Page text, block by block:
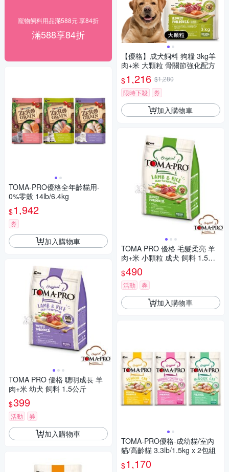
寵物飼料用品滿588元 享84折
滿588享84折
TOMA-PRO優格全年齡貓用-
0%零穀 14lb/6.4kg
$1,942
券
加入購物車
TOMA PRO 優格 聰明成長 羊
肉+米 幼犬 飼料 1.5公斤
$399
活動 券
加入購物車
【優格】成犬飼料 狗糧 3kg羊
肉+米 大顆粒 骨關節強化配方
$1,216 $1,280
限時下殺
券
加入購物車
TOMA PRO 優格 毛髮柔亮 羊
肉+米 小顆粒 成犬 飼料 1.5公
$490
活動 券
加入購物車
TOMA-PRO優格-成幼貓/室內
貓/高齡貓 3.3lb/1.5kg x 2包組
$1,170